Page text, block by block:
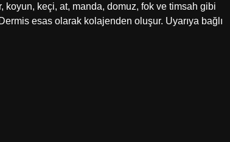
koyun, keçi, at, manda, domuz, fok ve timsah gibi
esas olarak kolajenden oluşur. Uyarıya bağlı